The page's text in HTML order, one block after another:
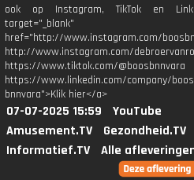
ook op Instagram, TikTok en
target="_blank"
href="http://www.instagram.com/
http://www.instagram.com/
https://www.tiktok.com/@boosbnnvara
https://www.linkedin.com/company/
bnnvara">Klik hier</a>
07-07-2025 15:59
YouTube
Amusement.TV
Gezondheid.TV
Informatief.TV
Alle